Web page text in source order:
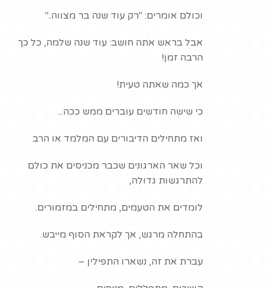
וכולם אומרים: "רק עוד שנה בר מצווה.."
אבל בראש אתה חושב: עוד שנה שלמה, כל כך
הרבה זמן!
אך כמה שאתה טעית!
כי שישה חודשים עוברים ממש ככה...
ואז מתחילים הדיבורים עם המלמד או הרב
וכל שאר הארגונים שכבר מכניסים את כולם
להתרגשות גדולה,
לומדים את הטעמים, מתחילים במזמורים.
בהתחלה מרגש, אך לקראת הסוף מייבש.
עברת את זה, נשארו התפילין –